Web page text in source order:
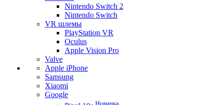
Nintendo Switch 2
Nintendo Switch
VR шлемы
PlayStation VR
Oculus
Apple Vision Pro
Valve
Apple iPhone
Samsung
Xiaomi
Google
Новинка